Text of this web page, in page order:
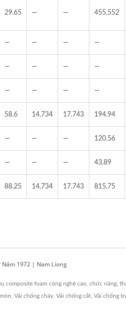
29.65 — — 455.552
— — — —
— — — —
— — — —
58.6 14.734 17.743 194.94
— — — 120.56
— — — 43.89
88.25 14.734 17.743 815.75
Năm 1972 | Nam Liong
foam công nghệ cao, chức năng,
Vải chống cháy, Vải chống cắt, Vải chống